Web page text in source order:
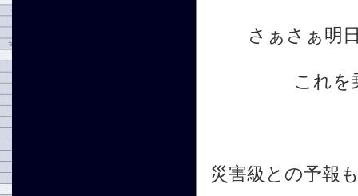
さぁさぁ明
これを
災害級との予報